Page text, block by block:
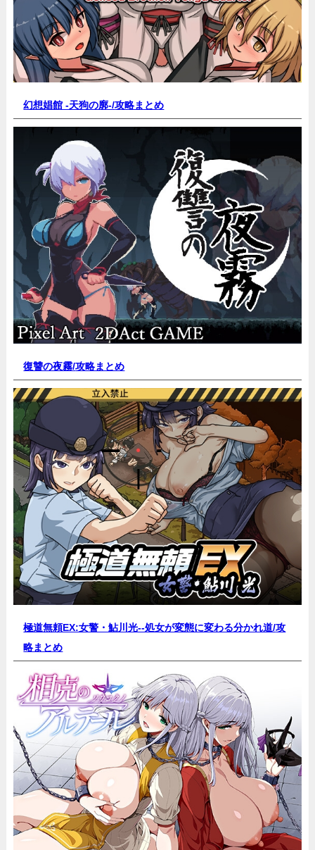
幻想娼館 -天狗の廓-/攻略まとめ
復讐の夜霧/攻略まとめ
極道無頼EX:女警・鮎川光--処女が変態に変わる分かれ道/攻
略まとめ